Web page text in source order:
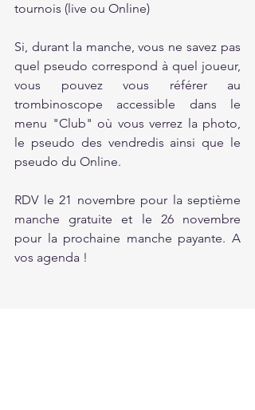
tournois (live ou Online)
Si, durant la manche, vous ne savez pas
quel pseudo correspond à quel joueur,
vous pouvez vous référer au
trombinoscope accessible dans le
menu "Club" où vous verrez la photo,
le pseudo des vendredis ainsi que le
pseudo du Online.
RDV le 21 novembre pour la septième
manche gratuite et le 26 novembre
pour la prochaine manche payante. A
vos agenda !